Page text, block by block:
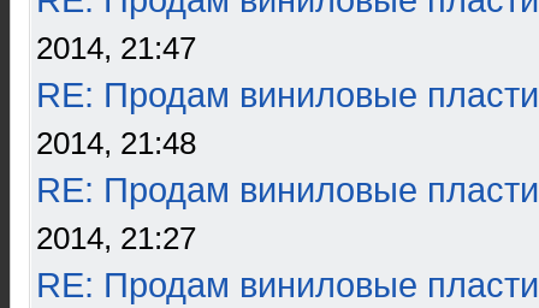
2014, 21:47
RE: Продам виниловые
2014, 21:48
RE: Продам виниловые
2014, 21:27
RE: Продам виниловые